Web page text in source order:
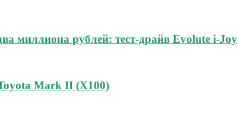
миллиона рублей: тест-драйв Evolute i-Joy
Mark II (Х100)